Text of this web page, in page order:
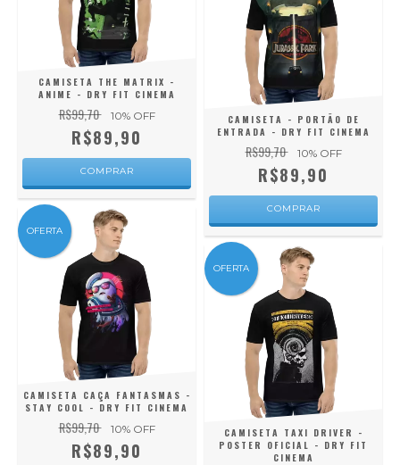
CAMISETA THE MATRIX -
ANIME - DRY FIT CINEMA
R$99,70 10% OFF
R$89,90
COMPRAR
CAMISETA - PORTÃO DE
ENTRADA - DRY FIT CINEMA
R$99,70 10% OFF
R$89,90
COMPRAR
OFERTA
CAMISETA CAÇA FANTASMAS -
STAY COOL - DRY FIT CINEMA
R$99,70 10% OFF
R$89,90
OFERTA
CAMISETA TAXI DRIVER -
POSTER OFICIAL - DRY FIT
CINEMA